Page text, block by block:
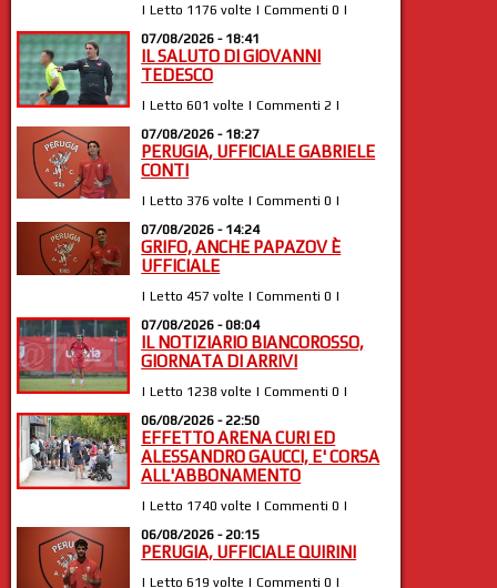
| Letto 1176 volte | Commenti 0 |
07/08/2026 - 18:41
IL SALUTO DI GIOVANNI
TEDESCO
| Letto 601 volte | Commenti 2 |
07/08/2026 - 18:27
PERUGIA, UFFICIALE GABRIELE
CONTI
| Letto 376 volte | Commenti 0 |
07/08/2026 - 14:24
GRIFO, ANCHE PAPAZOV È
UFFICIALE
| Letto 457 volte | Commenti 0 |
07/08/2026 - 08:04
IL NOTIZIARIO BIANCOROSSO,
GIORNATA DI ARRIVI
| Letto 1238 volte | Commenti 0 |
06/08/2026 - 22:50
EFFETTO ARENA CURI ED
ALESSANDRO GAUCCI, E' CORSA
ALL'ABBONAMENTO
| Letto 1740 volte | Commenti 0 |
06/08/2026 - 20:15
PERUGIA, UFFICIALE QUIRINI
| Letto 619 volte | Commenti 0 |